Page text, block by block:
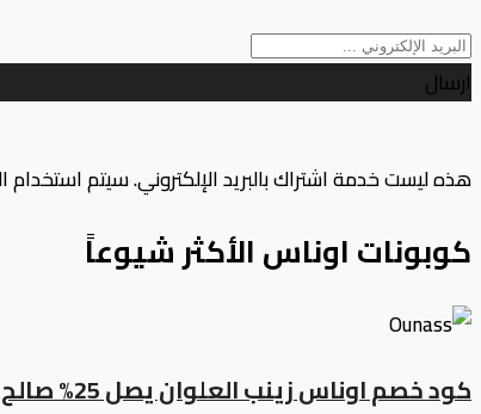
ارسال
هذه ليست خدمة اشتراك بالبريد الإلكتروني. سيتم
كوبونات اوناس الأكثر شيوعاً
كود خصم اوناس زينب العلوان يصل 25% صالح لجميع المنتجات